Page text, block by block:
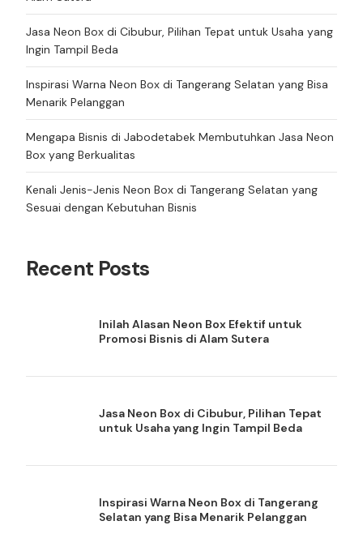
Jasa Neon Box di Cibubur, Pilihan Tepat untuk Usaha yang
Ingin Tampil Beda
Inspirasi Warna Neon Box di Tangerang Selatan yang Bisa
Menarik Pelanggan
Mengapa Bisnis di Jabodetabek Membutuhkan Jasa Neon
Box yang Berkualitas
Kenali Jenis-Jenis Neon Box di Tangerang Selatan yang
Sesuai dengan Kebutuhan Bisnis
Recent Posts
Inilah Alasan Neon Box Efektif untuk
Promosi Bisnis di Alam Sutera
Jasa Neon Box di Cibubur, Pilihan Tepat
untuk Usaha yang Ingin Tampil Beda
Inspirasi Warna Neon Box di Tangerang
Selatan yang Bisa Menarik Pelanggan